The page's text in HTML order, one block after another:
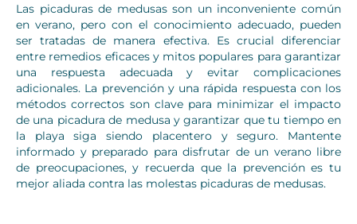
Las picaduras de medusas son un inconveniente común
en verano, pero con el conocimiento adecuado, pueden
ser tratadas de manera efectiva. Es crucial diferenciar
entre remedios eficaces y mitos populares para garantizar
una respuesta adecuada y evitar complicaciones
adicionales. La prevención y una rápida respuesta con los
métodos correctos son clave para minimizar el impacto
de una picadura de medusa y garantizar que tu tiempo en
la playa siga siendo placentero y seguro. Mantente
informado y preparado para disfrutar de un verano libre
de preocupaciones, y recuerda que la prevención es tu
mejor aliada contra las molestas picaduras de medusas.